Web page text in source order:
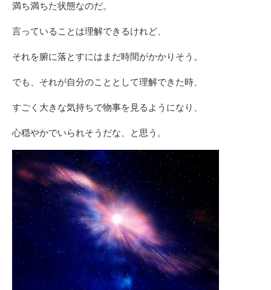
満ち満ちた状態なのだ。
言っていることは理解できるけれど、
それを腑に落とすにはまだ時間がかかりそう。
でも、それが自分のこととして理解できた時、
すごく大きな気持ちで物事を見るようになり、
心穏やかでいられそうだな、と思う。